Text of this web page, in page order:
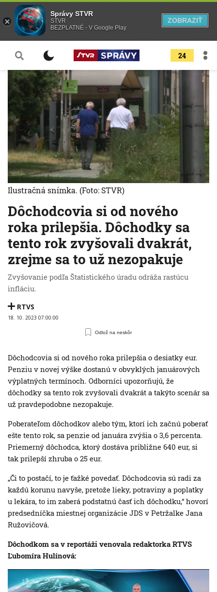
24
Dôchodcovia si od nového
roka prilepšia. Dôchodky sa
tento rok zvyšovali dvakrát,
zrejme sa to už nezopakuje
Zvyšovanie podľa Štatistického úradu odráža rastúcu
infláciu.
RTVS
18. 10. 2023 07:00:00
Odlož na neskôr
Ilustračná snímka. (Foto: STVR)
Dôchodcovia si od nového roka prilepšia o desiatky eur.
Penziu v novej výške dostanú v obvyklých januárových
výplatných termínoch. Odborníci upozorňujú, že
dôchodky sa tento rok zvyšovali dvakrát a takýto scenár sa
už pravdepodobne nezopakuje.
Poberateľom dôchodkov alebo tým, ktorí ich začnú poberať
ešte tento rok, sa penzie od januára zvýšia o 3,6 percenta.
Priemerný dôchodca, ktorý dostáva približne 640 eur, si
tak prilepší zhruba o 25 eur.
„Či to postačí, to je ťažké povedať. Dôchodcovia sú radi za
každú korunu navyše, pretože lieky, potraviny a poplatky
u lekára, to im zaberá podstatnú časť ich dôchodku,“ hovorí
predsedníčka miestnej organizácie JDS v Petržalke Jana
Ružovičová.
Dôchodkom sa v reportáži venovala redaktorka RTVS
Ľubomíra Hulínová:
Správy STVR
STVR
BEZPLATNÉ - V Google Play
ZOBRAZIŤ